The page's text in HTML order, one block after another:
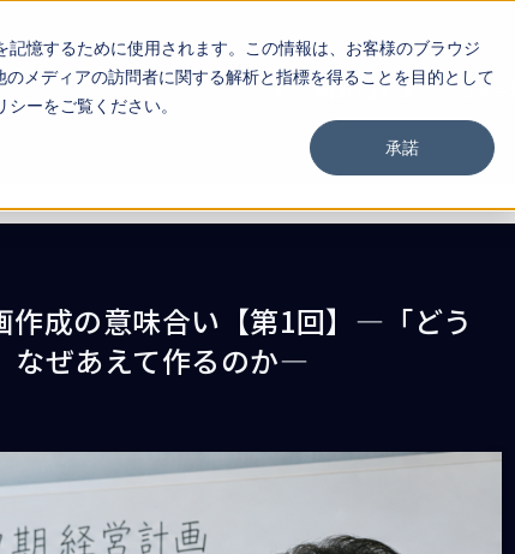
憶するために使用されます。この情報は、お客様のブラウジ
メディアの訪問者に関する解析と指標を得ることを目的として
ーをご覧ください。
承諾
お問い合わせ ブログ一覧
作成の意味合い【第1回】―「どう
なぜあえて作るのか―